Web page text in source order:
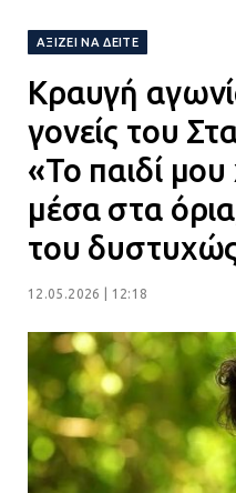
τζαμαρία
13.07.2026 |
Η Οινόη
και
130.000
13.07.2026 |
ΑΞΊΖΕΙ ΝΑ ΔΕΊΤΕ
Κραυγή
γονείς του
«Το παιδί
μέσα στα
του δυστυχώς
12.05.2026 | 12:18